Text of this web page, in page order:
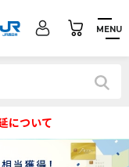
MENU
について